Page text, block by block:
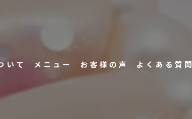
いて
つ
メニュー お客様の声 よくある質問